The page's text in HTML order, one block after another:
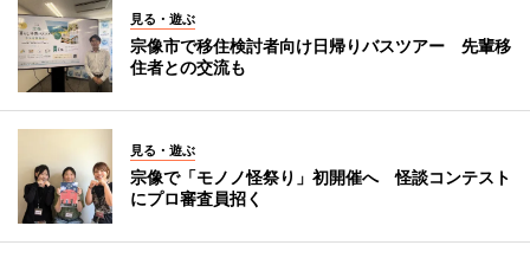
見る・遊ぶ
宗像市で移住検討者向け日帰りバスツアー 先輩移
住者との交流も
見る・遊ぶ
宗像で「モノノ怪祭り」初開催へ 怪談コンテスト
にプロ審査員招く